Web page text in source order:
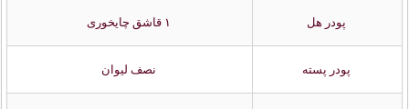
پودر هل
پودر پسته نصف لیوان